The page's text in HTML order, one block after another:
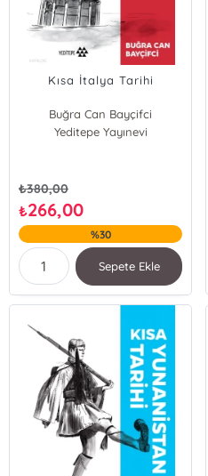
Kısa İtalya Tarihi
Buğra Can Bayçifci
Yeditepe Yayınevi
₺380,00
₺266,00
%30
Sepete Ekle